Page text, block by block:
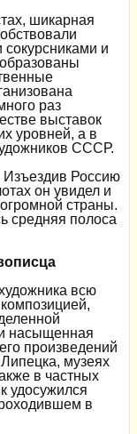
шикарная
и
раз
выставок
уровней, а в
СССР.
Изъездив Россию
он увидел и
страны.
средняя полоса
всю
насыщенная
произведений
музеях
в частных
удосужился
в